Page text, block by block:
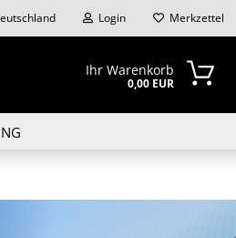
Login Merkzettel
Ihr Warenkorb
0,00 EUR